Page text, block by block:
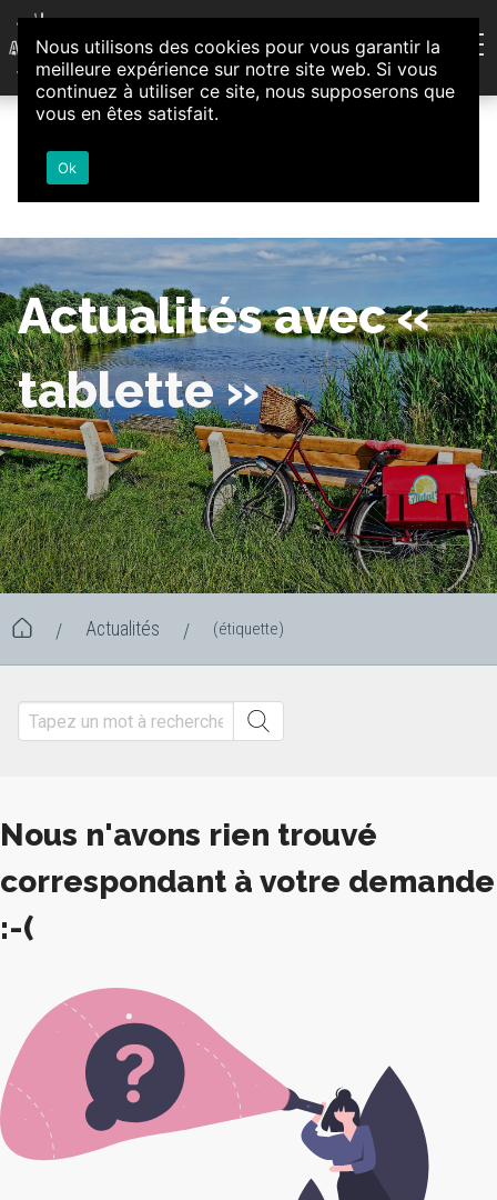
Aller au contenu
Association d'Animation et d'Initiatives Citoyennes
Loire-Authion
Actualités avec «
tablette »
/ Actualités / (étiquette)
Nous n'avons rien trouvé
correspondant à votre demande
:-(
Nous utilisons des cookies pour vous garantir la
meilleure expérience sur notre site web. Si vous
continuez à utiliser ce site, nous supposerons que
vous en êtes satisfait.
Ok